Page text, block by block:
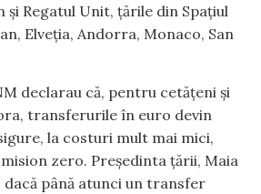
și Regatul Unit, țările din Spațiul
Elveția, Andorra, Monaco, San
declarau că, pentru cetățeni și
transferurile în euro devin
la costuri mult mai mici,
zero. Președinta țării, Maia
dacă până atunci un transfer